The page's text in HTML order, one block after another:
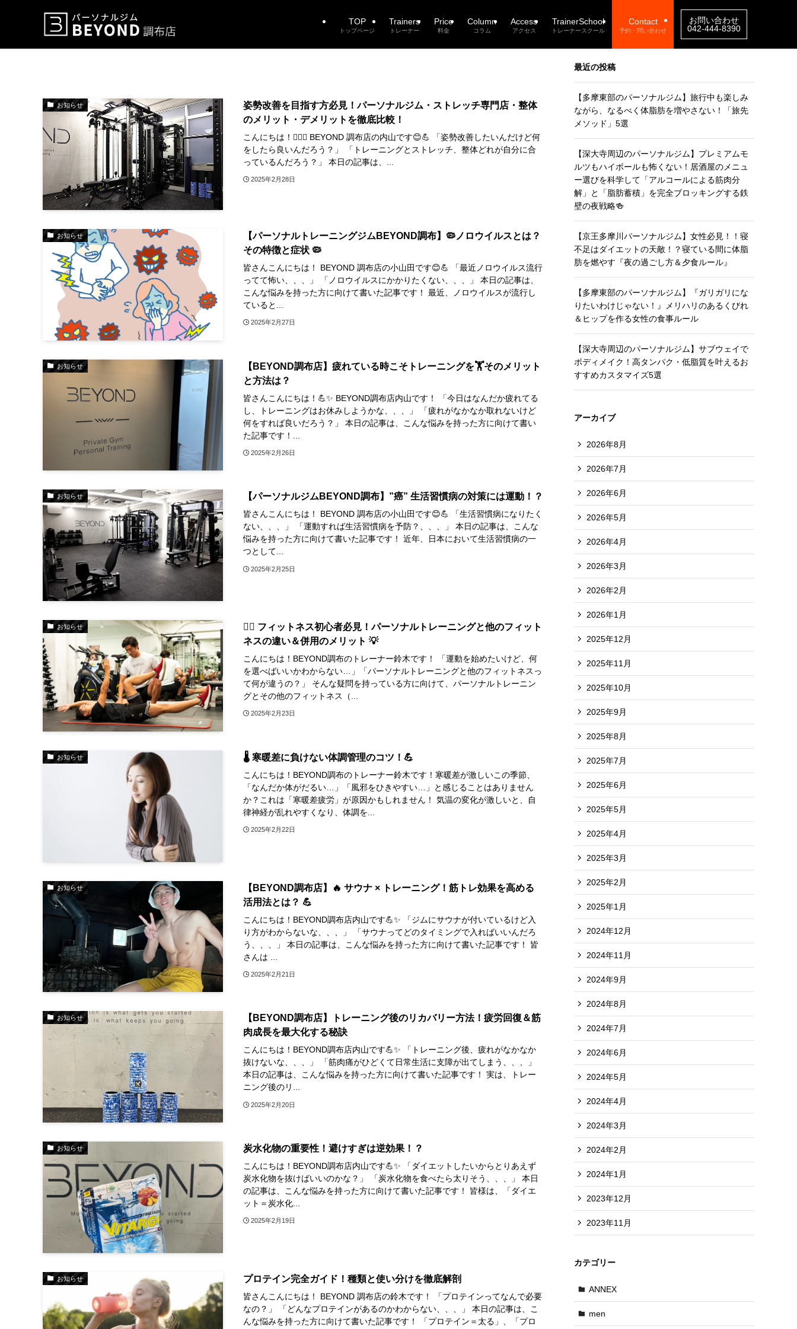
TOP
トップページ
Trainers
トレーナー
Price
料金
Column
コラム
Access
アクセス
TrainerSchool
トレーナースクール
Contact
予約・問い合わせ
お問い合わせ
042-444-8390
お知らせ
姿勢改善を目指す方必見！パーソナルジム・ストレッチ専門店・整体
のメリット・デメリットを徹底比較！
こんにちは！🏋️‍♂️✨ BEYOND 調布店の内山です😊💪 「姿勢改善したいんだけど何
をしたら良いんだろう？」 「トレーニングとストレッチ、整体どれが自分に合
っているんだろう？」 本日の記事は、...
2025年2月28日
お知らせ
【パーソナルトレーニングジムBEYOND調布】🦠ノロウイルスとは？
その特徴と症状 🦠
皆さんこんにちは！ BEYOND 調布店の小山田です😊💪 「最近ノロウイルス流行
ってて怖い、、、」 「ノロウイルスにかかりたくない、、、」 本日の記事は、
こんな悩みを持った方に向けて書いた記事です！ 最近、ノロウイルスが流行し
ていると...
2025年2月27日
お知らせ
【BEYOND調布店】疲れている時こそトレーニングを🏋️そのメリット
と方法は？
皆さんこんにちは！💪✨ BEYOND調布店内山です！ 「今日はなんだか疲れてる
し、トレーニングはお休みしようかな、、、」 「疲れがなかなか取れないけど
何をすれば良いだろう？」 本日の記事は、こんな悩みを持った方に向けて書い
た記事です！...
2025年2月26日
お知らせ 【パーソナルジムBEYOND調布】”癌” 生活習慣病の対策には運動！？
皆さんこんにちは！ BEYOND 調布店の小山田です😊💪 「生活習慣病になりたく
ない、、、」 「運動すれば生活習慣病を予防？、、、」 本日の記事は、こんな
悩みを持った方に向けて書いた記事です！ 近年、日本において生活習慣病の一
つとして...
2025年2月25日
お知らせ
🏋️‍♂️ フィットネス初心者必見！パーソナルトレーニングと他のフィット
ネスの違い＆併用のメリット 💡
こんにちは！BEYOND調布のトレーナー鈴木です！ 「運動を始めたいけど、何
を選べばいいかわからない…」「パーソナルトレーニングと他のフィットネスっ
て何が違うの？」 そんな疑問を持っている方に向けて、パーソナルトレーニン
グとその他のフィットネス（...
2025年2月23日
お知らせ 🌡️ 寒暖差に負けない体調管理のコツ！💪
こんにちは！BEYOND調布のトレーナー鈴木です！寒暖差が激しいこの季節、
「なんだか体がだるい…」「風邪をひきやすい…」と感じることはありません
か？これは「寒暖差疲労」が原因かもしれません！ 気温の変化が激しいと、自
律神経が乱れやすくなり、体調を...
2025年2月22日
お知らせ
【BEYOND調布店】🔥 サウナ × トレーニング！筋トレ効果を高める
活用法とは？ 💪
こんにちは！BEYOND調布店内山です💪✨ 「ジムにサウナが付いているけど入
り方がわからないな、、、」 「サウナってどのタイミングで入ればいいんだろ
う、、、」 本日の記事は、こんな悩みを持った方に向けて書いた記事です！ 皆
さんは ...
2025年2月21日
お知らせ
【BEYOND調布店】トレーニング後のリカバリー方法！疲労回復＆筋
肉成長を最大化する秘訣
こんにちは！BEYOND調布店内山です💪✨ 「トレーニング後、疲れがなかなか
抜けないな、、、」 「筋肉痛がひどくて日常生活に支障が出てしまう、、、」
本日の記事は、こんな悩みを持った方に向けて書いた記事です！ 実は、トレー
ニング後のリ...
2025年2月20日
お知らせ 炭水化物の重要性！避けすぎは逆効果！？
こんにちは！BEYOND調布店内山です💪✨ 「ダイエットしたいからとりあえず
炭水化物を抜けばいいのかな？」 「炭水化物を食べたら太りそう、、、」 本日
の記事は、こんな悩みを持った方に向けて書いた記事です！ 皆様は、「ダイエ
ット＝炭水化...
2025年2月19日
お知らせ プロテイン完全ガイド！種類と使い分けを徹底解剖
皆さんこんにちは！ BEYOND 調布店の鈴木です！ 「プロテインってなんで必要
なの？」 「どんなプロテインがあるのかわからない、、、」 本日の記事は、こ
んな悩みを持った方に向けて書いた記事です！ 「プロテイン＝太る」、「プロ
最近の投稿
【多摩東部のパーソナルジム】旅行中も楽しみ
ながら、なるべく体脂肪を増やさない！「旅先
メソッド」5選
【深大寺周辺のパーソナルジム】プレミアムモ
ルツもハイボールも怖くない！居酒屋のメニュ
ー選びを科学して「アルコールによる筋肉分
解」と「脂肪蓄積」を完全ブロッキングする鉄
壁の夜戦略🍻
【京王多摩川パーソナルジム】女性必見！！寝
不足はダイエットの天敵！？寝ている間に体脂
肪を燃やす『夜の過ごし方＆夕食ルール』
【多摩東部のパーソナルジム】『ガリガリにな
りたいわけじゃない！』メリハリのあるくびれ
＆ヒップを作る女性の食事ルール
【深大寺周辺のパーソナルジム】サブウェイで
ボディメイク！高タンパク・低脂質を叶えるお
すすめカスタマイズ5選
アーカイブ
2026年8月
2026年7月
2026年6月
2026年5月
2026年4月
2026年3月
2026年2月
2026年1月
2025年12月
2025年11月
2025年10月
2025年9月
2025年8月
2025年7月
2025年6月
2025年5月
2025年4月
2025年3月
2025年2月
2025年1月
2024年12月
2024年11月
2024年9月
2024年8月
2024年7月
2024年6月
2024年5月
2024年4月
2024年3月
2024年2月
2024年1月
2023年12月
2023年11月
カテゴリー
ANNEX
men